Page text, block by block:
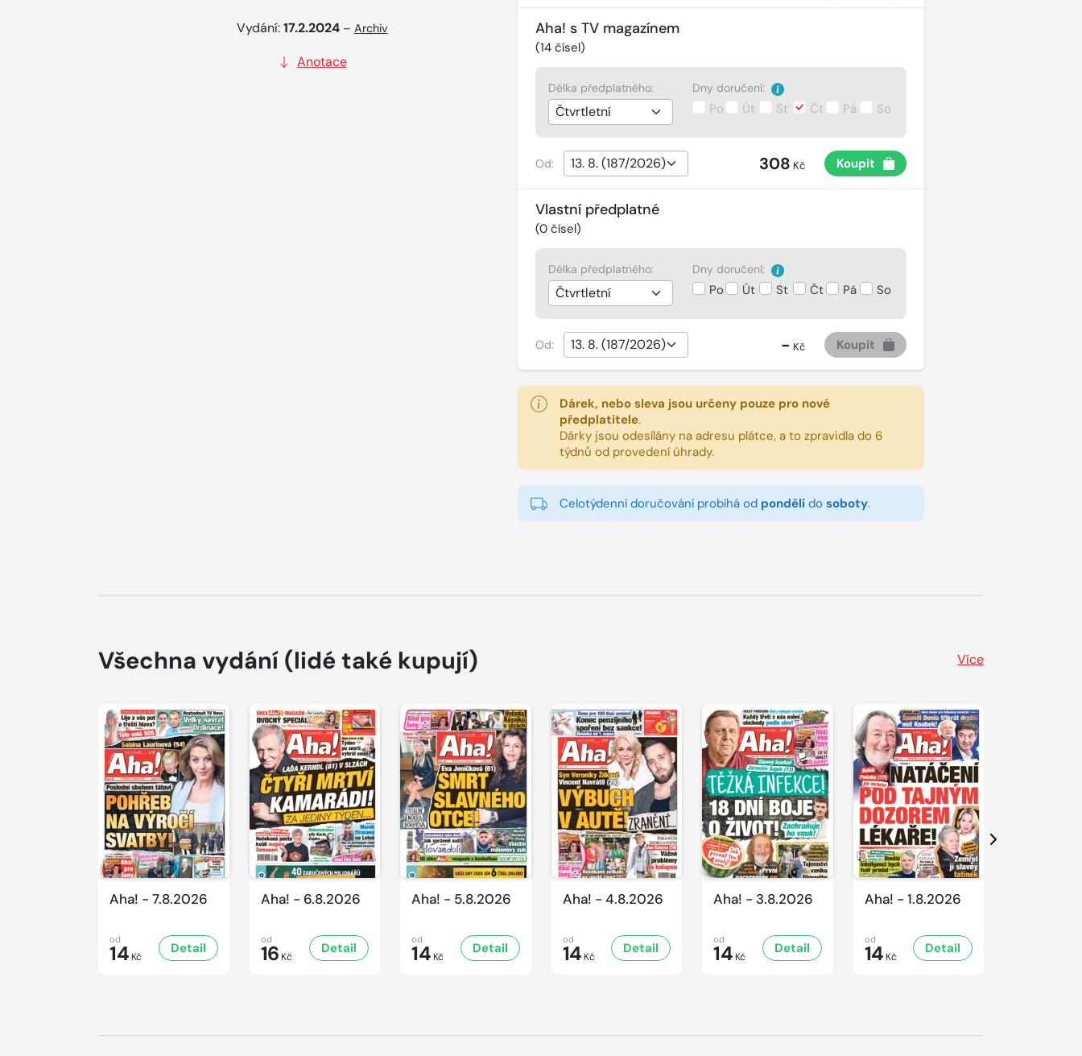
Vydání:17.2.2024 – Archiv
Anotace
Aha! s TV magazínem
(14čísel)
Délka předplatného: Dny doručení:
Po Út St Čt Pá So
Od: 308 Kč Koupit
Vlastní předplatné
(0čísel)
Délka předplatného: Dny doručení:
Po Út St Čt Pá So
Od: - Kč Koupit
Dárek, nebo sleva jsou určeny pouze pro nové
předplatitele.
Dárky jsou odesílány na adresu plátce, a to zpravidla do 6
týdnů od provedení úhrady.
Celotýdenní doručování probíhá od pondělído soboty.
Všechna vydání (lidé také kupují) Více
Aha! - 7.8.2026
od
14 Kč
Detail
Aha! - 6.8.2026
od
16 Kč
Detail
Aha! - 5.8.2026
od
14 Kč
Detail
Aha! - 4.8.2026
od
14 Kč
Detail
Aha! - 3.8.2026
od
14 Kč
Detail
Aha! - 1.8.2026
od
14 Kč
Detail
Další